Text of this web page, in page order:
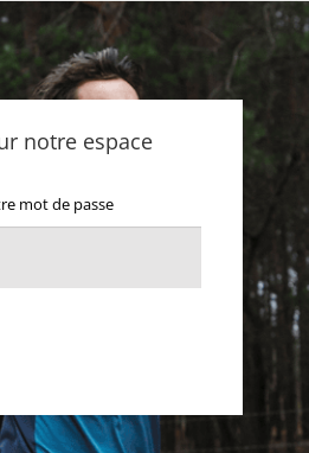
notre espace
mot de passe